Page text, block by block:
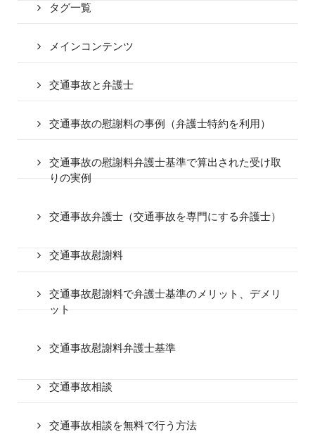
タグ一覧
メインコンテンツ
交通事故と弁護士
交通事故の慰謝料の事例（弁護士特約を利用）
交通事故の慰謝料弁護士基準で算出された受け取
りの実例
交通事故弁護士（交通事故を専門にする弁護士）
交通事故慰謝料
交通事故慰謝料で弁護士基準のメリット、デメリ
ット
交通事故慰謝料弁護士基準
交通事故相談
交通事故相談を無料で行う方法